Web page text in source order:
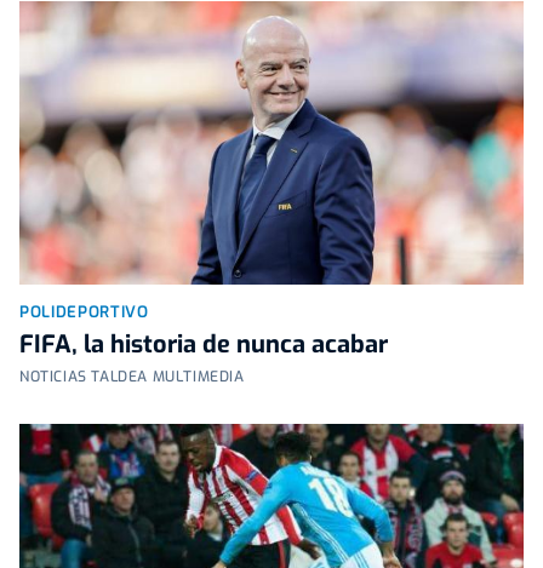
POLIDEPORTIVO
FIFA, la historia de nunca acabar
NOTICIAS TALDEA MULTIMEDIA